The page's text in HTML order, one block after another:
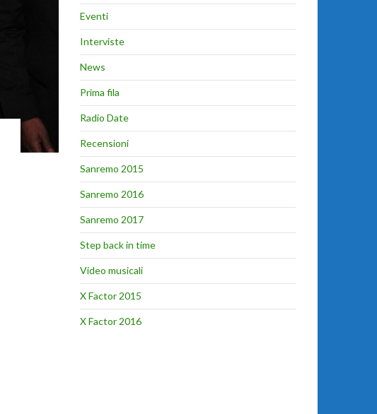
Eventi
Interviste
News
Prima fila
Radio Date
Recensioni
Sanremo 2015
Sanremo 2016
Sanremo 2017
Step back in time
Video musicali
X Factor 2015
X Factor 2016